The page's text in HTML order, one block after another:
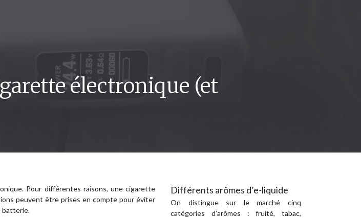
électronique (et
Pour différentes raisons, une cigarette
peuvent être prises en compte pour éviter
batterie.
Différents arômes d’e-liquide
On distingue sur le marché cinq
catégories d’arômes : fruité, tabac,